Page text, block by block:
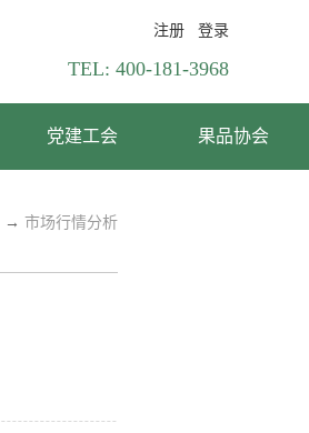
登录
注册
TEL: 400-181-3968
党建工会 果品协会
→ 市场行情分析